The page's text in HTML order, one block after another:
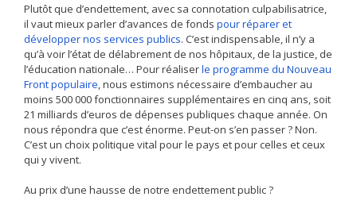
Plutôt que d’endettement, avec sa connotation culpabilisatrice,
il vaut mieux parler d’avances de fonds pour réparer et
développer nos services publics. C’est indispensable, il n’y a
qu’à voir l’état de délabrement de nos hôpitaux, de la justice, de
l’éducation nationale… Pour réaliserle programme du Nouveau
Front populaire , nous estimons nécessaire d’embaucher au
moins 500 000 fonctionnaires supplémentaires en cinq ans, soit
21 milliards d’euros de dépenses publiques chaque année. On
nous répondra que c’est énorme. Peut-on s’en passer ? Non.
C’est un choix politique vital pour le pays et pour celles et ceux
qui y vivent.
Au prix d’une hausse de notre endettement public ?